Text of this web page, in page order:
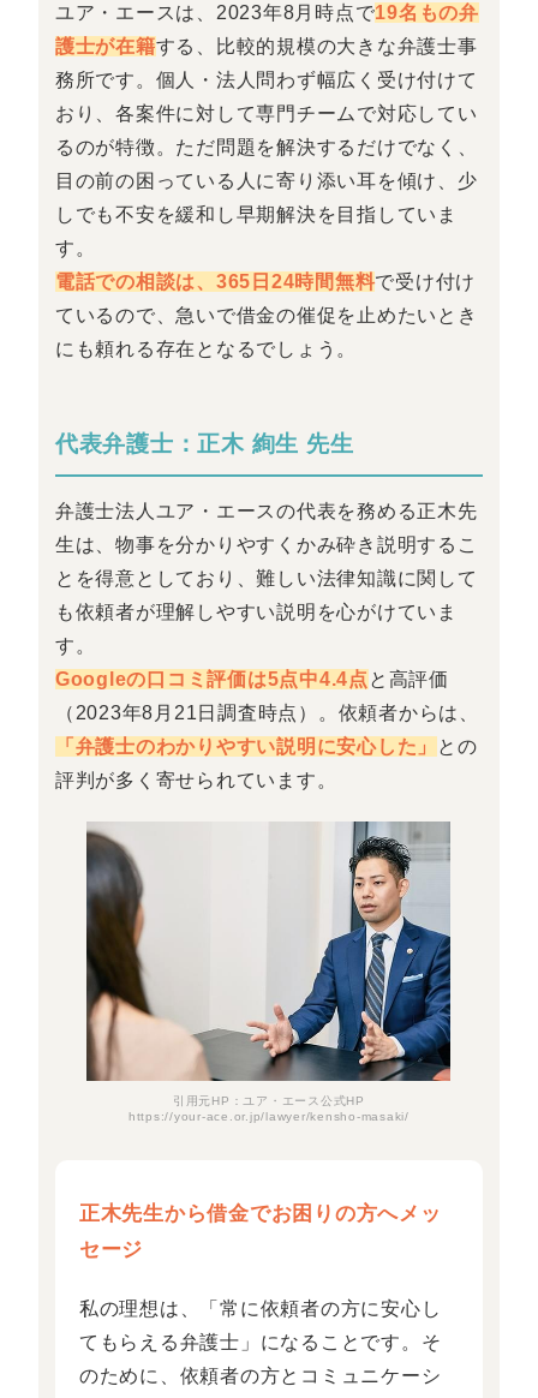
ユア・エースは、2023年8月時点で19名もの弁
護士が在籍する、比較的規模の大きな弁護士事
務所です。個人・法人問わず幅広く受け付けて
おり、各案件に対して専門チームで対応してい
るのが特徴。ただ問題を解決するだけでなく、
目の前の困っている人に寄り添い耳を傾け、少
しでも不安を緩和し早期解決を目指していま
す。
電話での相談は、365日24時間無料で受け付け
ているので、急いで借金の催促を止めたいとき
にも頼れる存在となるでしょう。
引用元HP：ユア・エース公式HP
https://your-ace.or.jp/lawyer/kensho-masaki/
代表弁護士：正木 絢生 先生
弁護士法人ユア・エースの代表を務める正木先
生は、物事を分かりやすくかみ砕き説明するこ
とを得意としており、難しい法律知識に関して
も依頼者が理解しやすい説明を心がけていま
す。
Googleの口コミ評価は5点中4.4点 と高評価
（2023年8月21日調査時点）。依頼者からは、
「弁護士のわかりやすい説明に安心した」
との
評判が多く寄せられています。
正木先生から借金でお困りの方へメッ
セージ
私の理想は、「常に依頼者の方に安心し
てもらえる弁護士」になることです。そ
のために、依頼者の方とコミュニケーシ